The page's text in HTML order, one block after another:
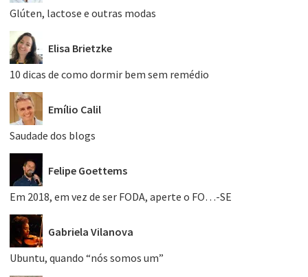
Glúten, lactose e outras modas
Elisa Brietzke
10 dicas de como dormir bem sem remédio
Emílio Calil
Saudade dos blogs
Felipe Goettems
Em 2018, em vez de ser FODA, aperte o FO…-SE
Gabriela Vilanova
Ubuntu, quando “nós somos um”